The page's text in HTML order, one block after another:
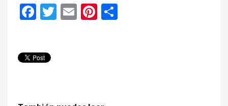
Facebook
Twitter
EmailPinterest